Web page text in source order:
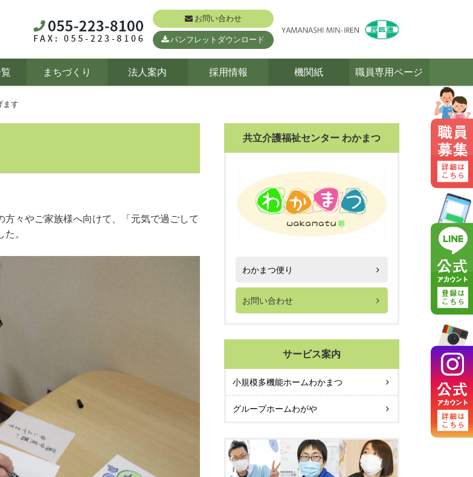
お問い合わせ
パンフレットダウンロード
まちづくり 法人案内 採用情報 機関紙 職員専用ページ
ます
々やご家族様へ向けて、「元気で過ごして
。
共立介護福祉センター わかまつ
わかまつ便り
お問い合わせ
サービス案内
小規模多機能ホームわかまつ
グループホームわがや